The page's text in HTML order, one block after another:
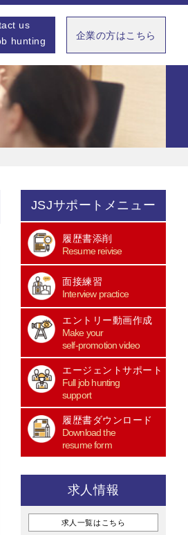
us
hunting
企業の方はこちら
JSJサポートメニュー
履歴書添削
Resume reivise
面接練習
Interview practice
エントリー動画作成
Make your
self-promotion video
エージェントサポート
Full job hunting
support
履歴書ダウンロード
Download the
resume form
求人情報
求人一覧はこちら